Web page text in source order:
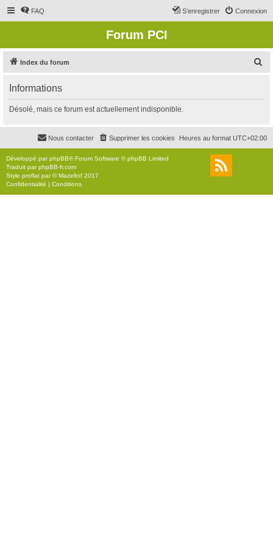
FAQ Connexion
S’enregistrer
Forum PCI
Index du forum
r
c
r
Informations
Désolé, mais ce forum est actuellement indisponible.
Heures au format UTC+02:00
Supprimer les cookies
Nous contacter
Développé parphpBB® Forum Software © phpBB Limited
Traduit parphpBB-fr.com
Style proflat par ©Mazeltof 2017
Confidentialité | Conditions